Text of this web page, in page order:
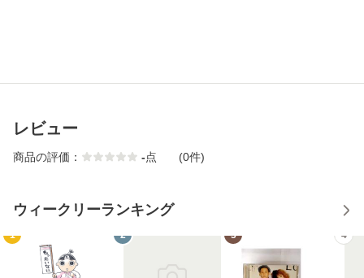
レビュー
商品の評価： -点 (0件)
ウィークリーランキング
1 2 3 4